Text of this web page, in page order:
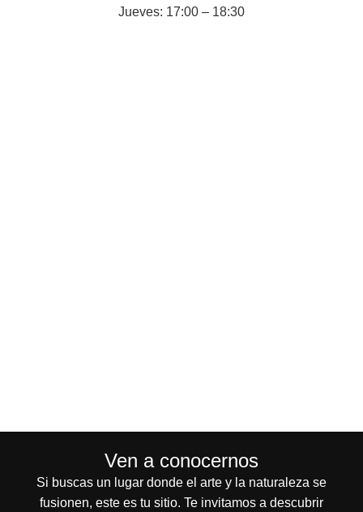
Jueves: 17:00 – 18:30
Ven a conocernos
Si buscas un lugar donde el arte y la naturaleza se
fusionen, este es tu sitio. Te invitamos a descubrir